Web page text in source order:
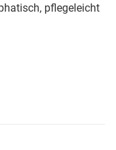
pflegeleicht